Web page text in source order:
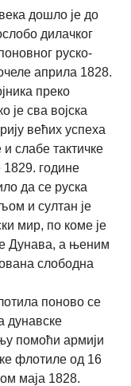
дошло је до
дилачког
руско-
априла 1828.
преко
је сва војска
већих успеха
слабе тактичке
године
да се руска
и султан је
мир, по коме је
Дунава, а њеним
слободна
поново се
дунавске
помоћи армији
флотиле од 16
маја 1828.